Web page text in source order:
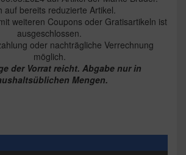
auf bereits reduzierte Artikel.
weiteren Coupons oder Gratisartikeln ist
ausgeschlossen.
oder nachträgliche Verrechnung
möglich.
der Vorrat reicht. Abgabe nur in
Mengen.